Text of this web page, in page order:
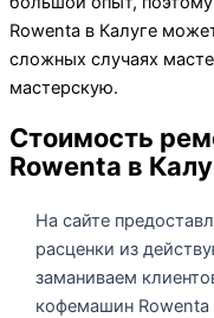
Rowenta в Калуге
сложных случаях
мастерскую.
Стоимость
Rowenta в
На сайте
расценки из
заманиваем
кофемашин